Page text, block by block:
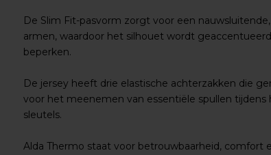
De Slim Fit-pasvorm zorgt voor een
armen, waardoor het silhouet wordt
beperken.
De jersey heeft drie elastische achterzakken die
voor het meenemen van essentiële spullen
sleutels.
Alda Thermo staat voor betrouwbaarheid, comfort